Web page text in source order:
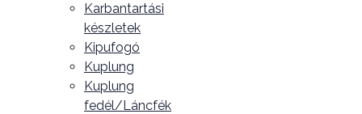
Karbantartási
készletek
Kipufogó
Kuplung
Kuplung
fedél/Láncfék